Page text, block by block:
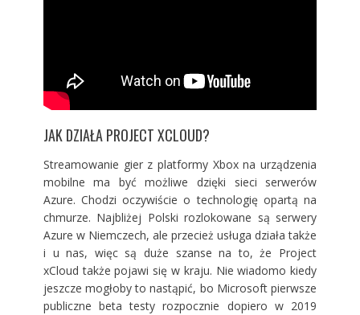
JAK DZIAŁA PROJECT XCLOUD?
Streamowanie gier z platformy Xbox na urządzenia
mobilne ma być możliwe dzięki sieci serwerów
Azure. Chodzi oczywiście o technologię opartą na
chmurze. Najbliżej Polski rozlokowane są serwery
Azure w Niemczech, ale przecież usługa działa także
i u nas, więc są duże szanse na to, że Project
xCloud także pojawi się w kraju. Nie wiadomo kiedy
jeszcze mogłoby to nastąpić, bo Microsoft pierwsze
publiczne beta testy rozpocznie dopiero w 2019